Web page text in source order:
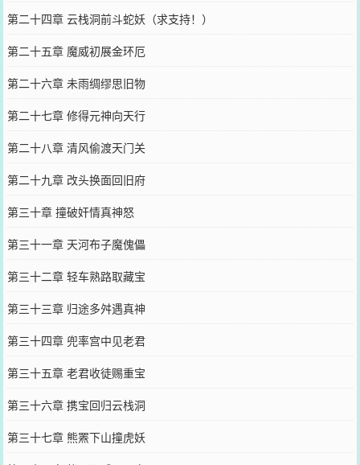
第二十四章 云栈洞前斗蛇妖（求支持！）
第二十五章 魔威初展金环厄
第二十六章 未雨绸缪思旧物
第二十七章 修得元神向天行
第二十八章 清风偷渡天门关
第二十九章 改头换面回旧府
第三十章 撞破奸情真神怒
第三十一章 天河布子魔傀儡
第三十二章 轻车熟路取藏宝
第三十三章 归途多舛遇真神
第三十四章 兜率宫中见老君
第三十五章 老君收徒赐重宝
第三十六章 携宝回归云栈洞
第三十七章 熊罴下山撞虎妖